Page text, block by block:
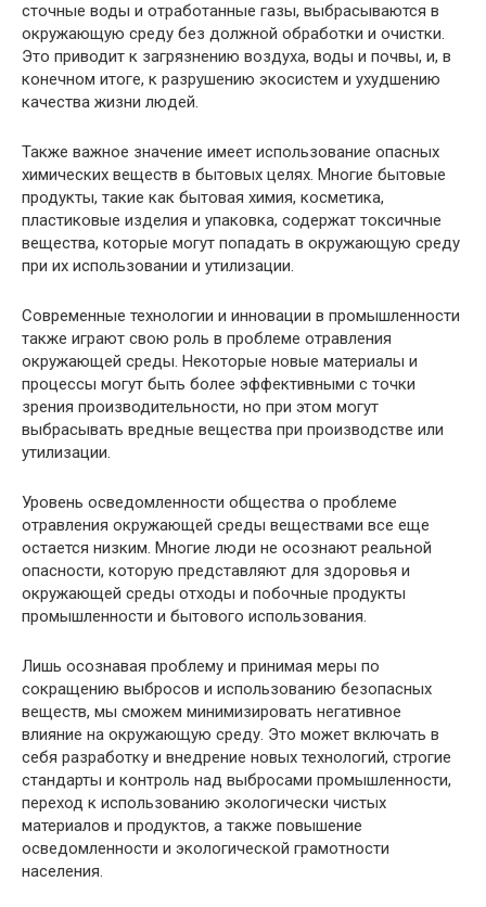
сточные воды и отработанные газы, выбрасываются в
окружающую среду без должной обработки и очистки.
Это приводит к загрязнению воздуха, воды и почвы, и, в
конечном итоге, к разрушению экосистем и ухудшению
качества жизни людей.
Также важное значение имеет использование опасных
химических веществ в бытовых целях. Многие бытовые
продукты, такие как бытовая химия, косметика,
пластиковые изделия и упаковка, содержат токсичные
вещества, которые могут попадать в окружающую среду
при их использовании и утилизации.
Современные технологии и инновации в промышленности
также играют свою роль в проблеме отравления
окружающей среды. Некоторые новые материалы и
процессы могут быть более эффективными с точки
зрения производительности, но при этом могут
выбрасывать вредные вещества при производстве или
утилизации.
Уровень осведомленности общества о проблеме
отравления окружающей среды веществами все еще
остается низким. Многие люди не осознают реальной
опасности, которую представляют для здоровья и
окружающей среды отходы и побочные продукты
промышленности и бытового использования.
Лишь осознавая проблему и принимая меры по
сокращению выбросов и использованию безопасных
веществ, мы сможем минимизировать негативное
влияние на окружающую среду. Это может включать в
себя разработку и внедрение новых технологий, строгие
стандарты и контроль над выбросами промышленности,
переход к использованию экологически чистых
материалов и продуктов, а также повышение
осведомленности и экологической грамотности
населения.